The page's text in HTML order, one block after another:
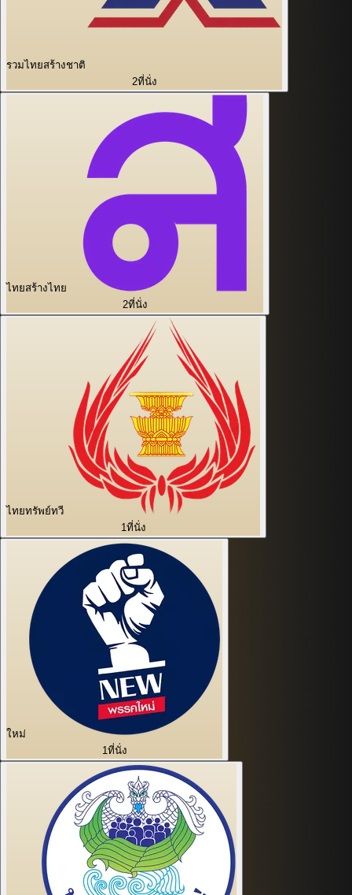
รวมไทยสร้างชาติ
2ที่นั่ง
ไทยสร้างไทย
2ที่นั่ง
ไทยทรัพย์ทวี
1ที่นั่ง
ใหม่
1ที่นั่ง